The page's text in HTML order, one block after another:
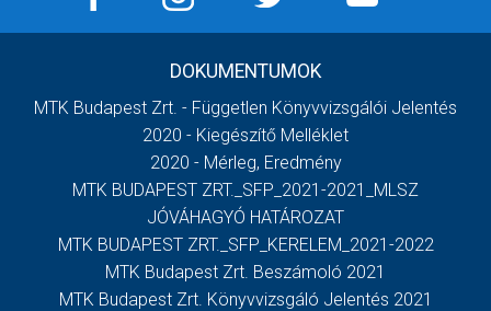
DOKUMENTUMOK
MTK Budapest Zrt. - Független Könyvvizsgálói Jelentés
2020 - Kiegészítő Melléklet
2020 - Mérleg, Eredmény
MTK BUDAPEST ZRT._SFP_2021-2021_MLSZ
JÓVÁHAGYÓ HATÁROZAT
MTK BUDAPEST ZRT._SFP_KERELEM_2021-2022
MTK Budapest Zrt. Beszámoló 2021
MTK Budapest Zrt. Könyvvizsgáló Jelentés 2021